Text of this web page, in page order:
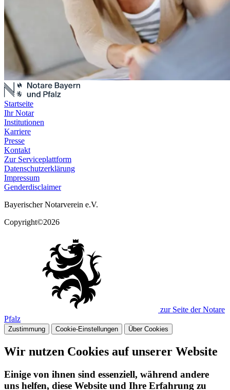
Startseite
Ihr Notar
Institutionen
Karriere
Presse
Kontakt
Zur Serviceplattform
Datenschutzerklärung
Impressum
Genderdisclaimer
Bayerischer Notarverein e.V.
Copyright©2026
zur Seite der Notare
Pfalz
Zustimmung Cookie-Einstellungen Über Cookies
Wir nutzen Cookies auf unserer Website
Einige von ihnen sind essenziell, während andere
uns helfen, diese Website und Ihre Erfahrung zu